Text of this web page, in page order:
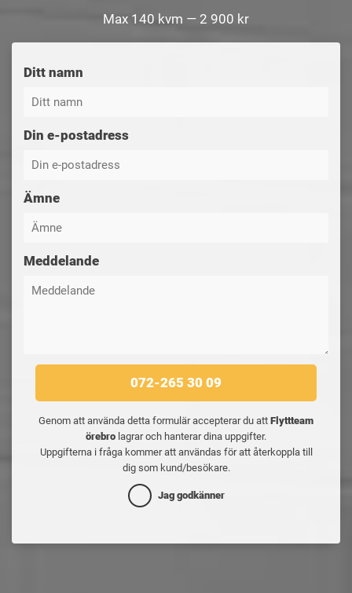
Max 140 kvm — 2 900 kr
Ditt namn
Din e-postadress
Ämne
Meddelande
072-265 30 09
Genom att använda detta formulär accepterar du att Flyttteam
örebro lagrar och hanterar dina uppgifter.
Uppgifterna i fråga kommer att användas för att återkoppla till
dig som kund/besökare.
Jag godkänner